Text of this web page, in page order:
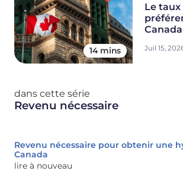
14 mins
Le taux
Canada
Juil 15,
dans cette série
Revenu nécessaire
Revenu nécessaire pour obtenir une
Canada
lire à nouveau